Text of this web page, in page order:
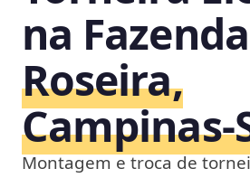
na Fazenda
Roseira,
Montagem e troca de